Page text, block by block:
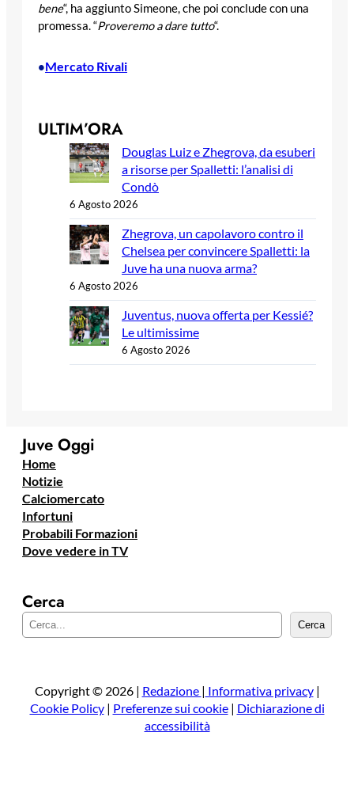
bene“, ha aggiunto Simeone, che poi conclude con una
promessa. “Proveremo a dare tutto“.
•Mercato Rivali
ULTIM’ORA
Douglas Luiz e Zhegrova, da esuberi
a risorse per Spalletti: l’analisi di
Condò
6 Agosto 2026
Zhegrova, un capolavoro contro il
Chelsea per convincere Spalletti: la
Juve ha una nuova arma?
6 Agosto 2026
Juventus, nuova offerta per Kessié?
Le ultimissime
6 Agosto 2026
Juve Oggi
Home
Notizie
Calciomercato
Infortuni
Probabili Formazioni
Dove vedere in TV
Cerca
e
a
Cerca
Copyright © 2026 | Redazione | Informativa privacy|
Cookie Policy| Preferenze sui cookie| Dichiarazione di
accessibilità